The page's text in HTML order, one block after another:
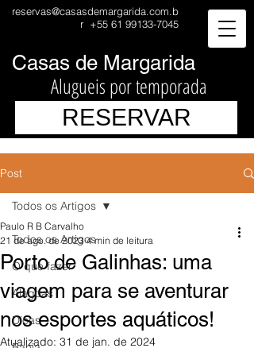
reservas@casasdemargarida.com.b
r +55 61 99133-7045
Casas de Margarida
Alugueis por temporada
RESERVAR
Post
Todos os Artigos
O que fazer
Alagoas
Dicas
Todos os Artigos
Porto de Galinhas: uma
viagem para se aventurar
nos esportes aquáticos!
Paulo R B Carvalho
21 de ago. de 2023 4 min de leitura
Atualizado: 31 de jan. de 2024